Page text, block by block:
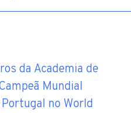
da Academia de
Mundial
no World